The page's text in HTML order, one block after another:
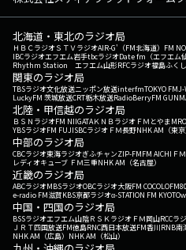
北海道・東北のラジオ局
ＨＢＣラジオＳＴＶラジオAIR-G'（FM北海道） FM
IBCラジオエフエム岩手tbcラジオDate fm（エフエム仙
Rhythm Station エフエム山形RFCラジオ福島ふく
関東のラジオ局
TBSラジオ文化放送ニッポン放送interfmTOKYO FMJ-
LuckyFM 茨城放送CRT栃木放送RadioBerryFM
北陸・甲信越のラジオ局
ＢＳＮラジオFM NIIGATAＫＮＢラジオ ＦＭとやま
YBSラジオFM FUJISBCラジオ ＦＭ長野NHK AM（東京
中部のラジオ局
CBCラジオ東海ラジオぎふチャンZIP-FMFM AICHI Ｆ
レディオキューブ ＦＭ三重NHK AM（名古屋）
近畿のラジオ局
ABCラジオMBSラジオOBCラジオ大阪FM COCOLO
e-radio FM滋賀KBS京都ラジオα-STATION FM KYOTO
中国・四国のラジオ局
BSSラジオエフエム山陰ＲＳＫラジオ ＦＭ岡山RCCラ
ＪＲＴ四国放送FM徳島RNC西日本放送FM香川RNB南
NHK AM（広島） NHK AM（松山）